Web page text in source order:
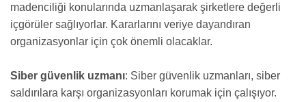
madenciliği konularında uzmanlaşarak şirketlere değerli
içgörüler sağlıyorlar. Kararlarını veriye dayandıran
organizasyonlar için çok önemli olacaklar.
Siber güvenlik uzmanı: Siber güvenlik uzmanları, siber
saldırılara karşı organizasyonları korumak için çalışıyor.